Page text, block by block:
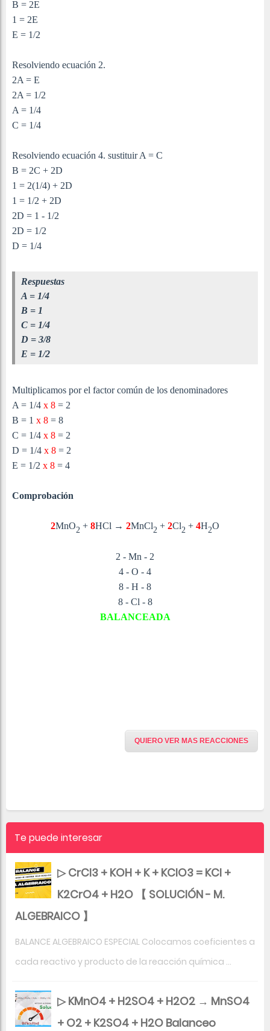
B = 2E
1 = 2E
E = 1/2
Resolviendo ecuación 2.
2A = E
2A = 1/2
A = 1/4
C = 1/4
Resolviendo ecuación 4. sustituir A = C
B = 2C + 2D
1 = 2(1/4) + 2D
1 = 1/2 + 2D
2D = 1 - 1/2
2D = 1/2
D = 1/4
Respuestas
A = 1/4
B = 1
C = 1/4
D = 3/8
E = 1/2
Multiplicamos por el factor común de los denominadores
A = 1/4 x 8 = 2
B = 1 x 8 = 8
C = 1/4 x 8 = 2
D = 1/4 x 8 = 2
E = 1/2 x 8 = 4
Comprobación
2MnO2 + 8HCl → 2MnCl2 + 2Cl2 + 4H2O
2 - Mn - 2
4 - O - 4
8 - H - 8
8 - Cl - 8
BALANCEADA
QUIERO VER MAS REACCIONES
Te puede interesar
▷ CrCl3 + KOH + K + KClO3 = KCl +
K2CrO4 + H2O 【 SOLUCIÓN - M.
ALGEBRAICO 】
BALANCE ALGEBRAICO ESPECIAL Colocamos coeficientes a
cada reactivo y producto de la reacción química ...
▷ KMnO4 + H2SO4 + H2O2 → MnSO4
+ O2 + K2SO4 + H2O Balanceo